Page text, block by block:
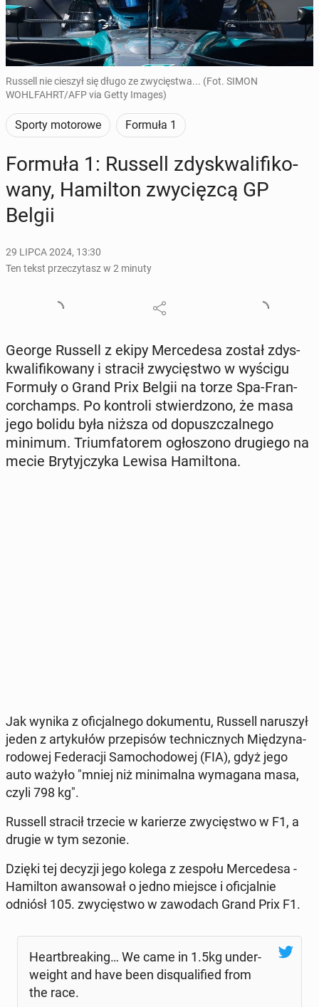
Russell nie cieszył się długo ze zwycięstwa... (Fot. SIMON
WOHLFAHRT/AFP via Getty Images)
Sporty motorowe Formuła 1
Formuła 1: Russell zdys­kwa­li­fi­ko­
wa­ny, Ha­mil­ton zwy­cięz­cą GP
Belgii
29 LIPCA 2024, 13:30
Ten tekst przeczytasz w 2 minuty
George Russell z ekipy Mer­ce­de­sa został zdys­
kwa­li­fi­ko­wa­ny i stracił zwy­cię­stwo w wyścigu
Formuły o Grand Prix Belgii na torze Spa-Fran­
cor­champs. Po kon­tro­li stwier­dzo­no, że masa
jego bolidu była niższa od do­pusz­czal­ne­go
minimum. Trium­fa­to­rem ogło­szo­no dru­gie­go na
mecie Bry­tyj­czy­ka Lewisa Ha­mil­to­na.
Jak wynika z ofi­cjal­ne­go do­ku­men­tu, Russell na­ru­szył
jeden z ar­ty­ku­łów prze­pi­sów tech­nicz­nych Mię­dzy­na­
ro­do­wej Fe­de­ra­cji Sa­mo­cho­do­wej (FIA), gdyż jego
auto ważyło "mniej niż mi­ni­mal­na wy­ma­ga­na masa,
czyli 798 kg".
Russell stracił trzecie w ka­rie­rze zwy­cię­stwo w F1, a
drugie w tym sezonie.
Dzięki tej decyzji jego kolega z zespołu Mer­ce­de­sa -
Ha­mil­ton awan­so­wał o jedno miejsce i ofi­cjal­nie
odniósł 105. zwy­cię­stwo w za­wo­dach Grand Prix F1.
He­art­bre­aking… We came in 1.5kg un­der­
we­ight and have been di­squ­ali­fied from
the race.